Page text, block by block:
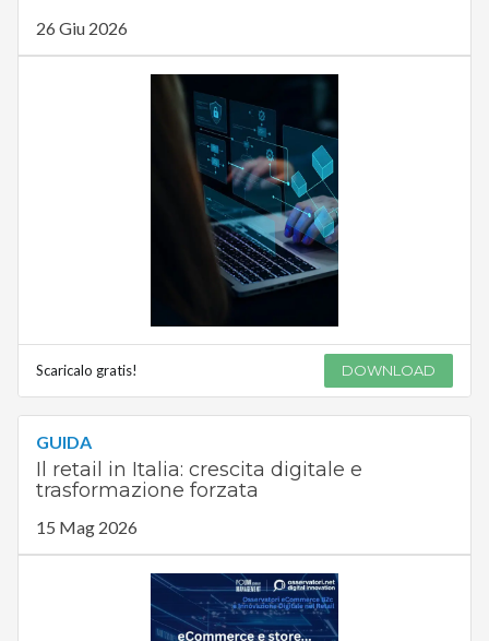
26 Giu 2026
Scaricalo gratis! DOWNLOAD
GUIDA
Il retail in Italia: crescita digitale e
trasformazione forzata
15 Mag 2026